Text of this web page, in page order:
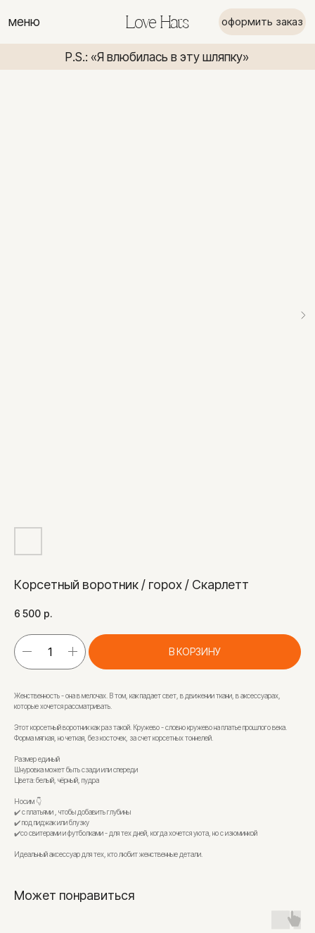
Love Hats
меню оформить заказ
P.S.: «Я влюбилась в эту шляпку» P.S.: «Я
Корсетный воротник / горох / Скарлетт
6 500 р.
В КОРЗИНУ
Женственность - она в мелочах. В том, как падает свет, в движении ткани, в аксессуарах,
которые хочется рассматривать.
Этот корсетный воротник как раз такой. Кружево - словно кружево на платье прошлого века.
Форма мягкая, но четкая, без косточек, за счет корсетных тоннелей.
Размер единый
Шнуровка может быть сзади или спереди
Цвета: белый, чёрный, пудра
Носим 👇
✔️ с платьями , чтобы добавить глубины
✔️ под пиджак или блузку
✔️со свитерами и футболками - для тех дней, когда хочется уюта, но с изюминкой
Идеальный аксессуар для тех, кто любит женственные детали.
Может понравиться